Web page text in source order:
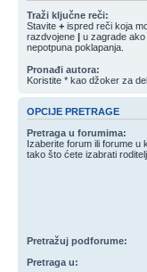
Traži ključne reči:
Stavite + ispred reči koja
razdvojene | u zagrade
nepotpuna poklapanja.
Pronađi autora:
Koristite * kao džoker za
OPCIJE PRETRAGE
Pretraga u forumima:
Izaberite forum ili forume u
tako što ćete izabrati
Pretražuj podforume:
Pretraga u: